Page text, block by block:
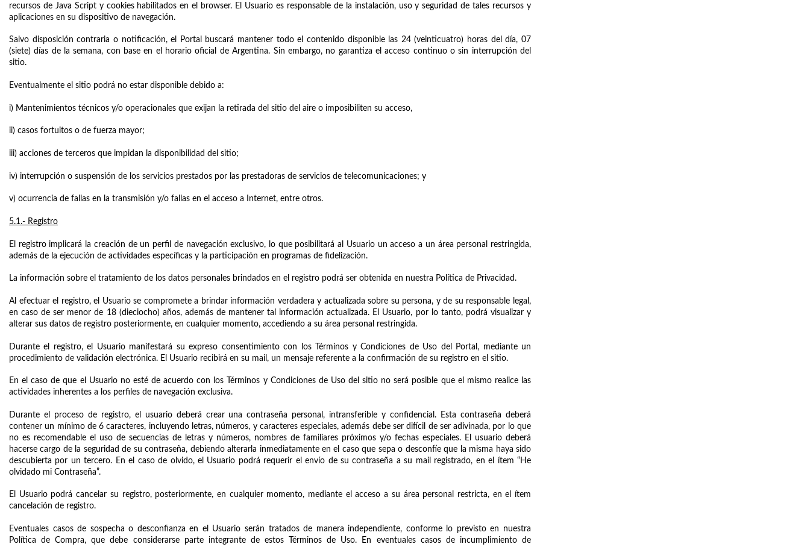
recursos de Java Script y cookies habilitados en el browser. El Usuario es responsable de la instalación, uso y seguridad de tales recursos y
aplicaciones en su dispositivo de navegación.
Salvo disposición contraria o notificación, el Portal buscará mantener todo el contenido disponible las 24 (veinticuatro) horas del día, 07
(siete) días de la semana, con base en el horario oficial de Argentina. Sin embargo, no garantiza el acceso continuo o sin interrupción del
sitio.
Eventualmente el sitio podrá no estar disponible debido a:
i) Mantenimientos técnicos y/o operacionales que exijan la retirada del sitio del aire o imposibiliten su acceso,
ii) casos fortuitos o de fuerza mayor;
iii) acciones de terceros que impidan la disponibilidad del sitio;
iv) interrupción o suspensión de los servicios prestados por las prestadoras de servicios de telecomunicaciones; y
v) ocurrencia de fallas en la transmisión y/o fallas en el acceso a Internet, entre otros.
5.1.- Registro
El registro implicará la creación de un perfil de navegación exclusivo, lo que posibilitará al Usuario un acceso a un área personal restringida,
además de la ejecución de actividades específicas y la participación en programas de fidelización.
La información sobre el tratamiento de los datos personales brindados en el registro podrá ser obtenida en nuestra Política de Privacidad.
Al efectuar el registro, el Usuario se compromete a brindar información verdadera y actualizada sobre su persona, y de su responsable legal,
en caso de ser menor de 18 (dieciocho) años, además de mantener tal información actualizada. El Usuario, por lo tanto, podrá visualizar y
alterar sus datos de registro posteriormente, en cualquier momento, accediendo a su área personal restringida.
Durante el registro, el Usuario manifestará su expreso consentimiento con los Términos y Condiciones de Uso del Portal, mediante un
procedimiento de validación electrónica. El Usuario recibirá en su mail, un mensaje referente a la confirmación de su registro en el sitio.
En el caso de que el Usuario no esté de acuerdo con los Términos y Condiciones de Uso del sitio no será posible que el mismo realice las
actividades inherentes a los perfiles de navegación exclusiva.
Durante el proceso de registro, el usuario deberá crear una contraseña personal, intransferible y confidencial. Esta contraseña deberá
contener un mínimo de 6 caracteres, incluyendo letras, números, y caracteres especiales, además debe ser difícil de ser adivinada, por lo que
no es recomendable el uso de secuencias de letras y números, nombres de familiares próximos y/o fechas especiales. El usuario deberá
hacerse cargo de la seguridad de su contraseña, debiendo alterarla inmediatamente en el caso que sepa o desconfíe que la misma haya sido
descubierta por un tercero. En el caso de olvido, el Usuario podrá requerir el envío de su contraseña a su mail registrado, en el ítem “He
olvidado mi Contraseña”.
El Usuario podrá cancelar su registro, posteriormente, en cualquier momento, mediante el acceso a su área personal restricta, en el ítem
cancelación de registro.
Eventuales casos de sospecha o desconfianza en el Usuario serán tratados de manera independiente, conforme lo previsto en nuestra
Política de Compra, que debe considerarse parte integrante de estos Términos de Uso. En eventuales casos de incumplimiento de